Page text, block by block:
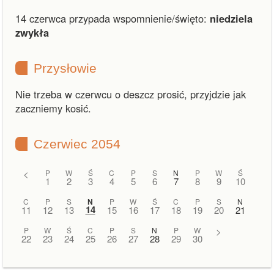
14 czerwca przypada wspomnienie/święto: niedziela
zwykła
Przysłowie
Nie trzeba w czerwcu o deszcz prosić, przyjdzie jak
zaczniemy kosić.
Czerwiec 2054
< P
1
W
2
Ś
3
C
4
P
5
S
6
N
7
P
8
W
9
Ś
10
C
11
P
12
S
13
N
14
P
15
W
16
Ś
17
C
18
P
19
S
20
N
21
P
22
W
23
Ś
24
C
25
P
26
S
27
N
28
P
29
W
30
>